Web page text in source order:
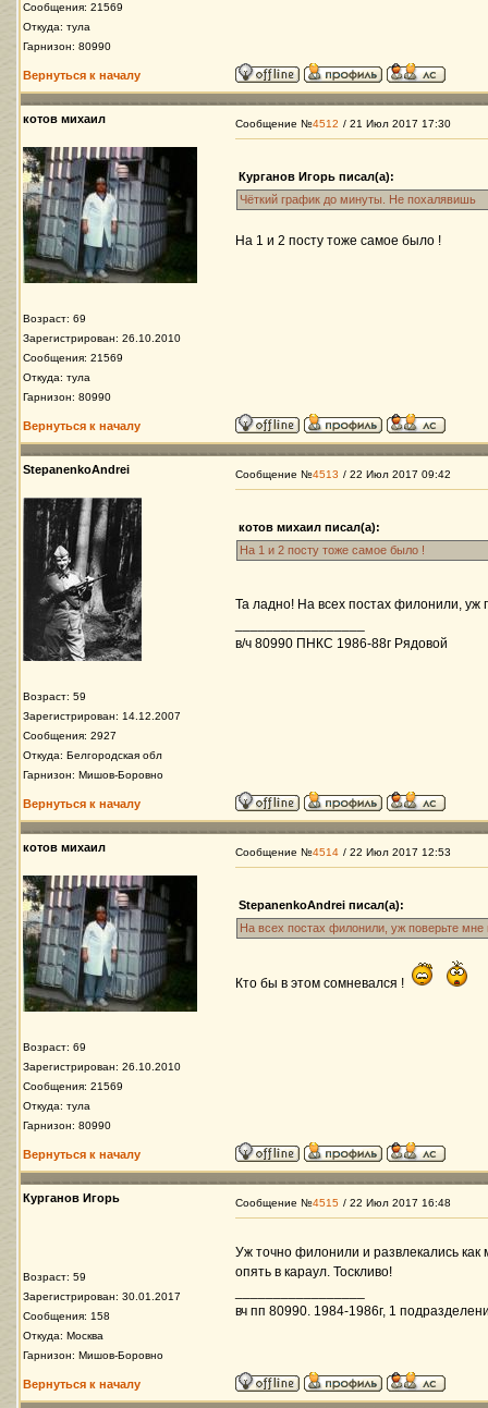
Сообщения: 21569
Откуда: тула
Гарнизон: 80990
Вернуться к началу
котов михаил
Возраст: 69
Зарегистрирован: 26.10.2010
Сообщения: 21569
Откуда: тула
Гарнизон: 80990
Сообщение №4512 / 21 Июл 2017 17:30
Курганов Игорь писал(а):
Чёткий график до минуты. Не похалявишь
На 1 и 2 посту тоже самое было !
Вернуться к началу
StepanenkoAndrei
Возраст: 59
Зарегистрирован: 14.12.2007
Сообщения: 2927
Откуда: Белгородская обл
Гарнизон: Мишов-Боровно
Сообщение №4513 / 22 Июл 2017 09:42
котов михаил писал(а):
На 1 и 2 посту тоже самое было !
Та ладно! На всех постах филонили, уж
в/ч 80990 ПНКС 1986-88г Рядовой
Вернуться к началу
котов михаил
Возраст: 69
Зарегистрирован: 26.10.2010
Сообщения: 21569
Откуда: тула
Гарнизон: 80990
Сообщение №4514 / 22 Июл 2017 12:53
StepanenkoAndrei писал(а):
На всех постах филонили, уж поверьте мне
Кто бы в этом сомневался !
Вернуться к началу
Курганов Игорь
Возраст: 59
Зарегистрирован: 30.01.2017
Сообщения: 158
Откуда: Москва
Гарнизон: Мишов-Боровно
Сообщение №4515 / 22 Июл 2017 16:48
Уж точно филонили и развлекались как
опять в караул. Тоскливо!
вч пп 80990. 1984-1986г, 1
Вернуться к началу